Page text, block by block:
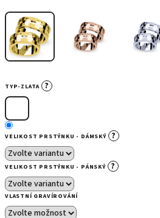
TYP-ZLATA ?
VELIKOST PRSTÝNKU - DÁMSKÝ ?
VELIKOST PRSTÝNKU - PÁNSKÝ ?
VLASTNÍ GRAVÍROVÁNÍ